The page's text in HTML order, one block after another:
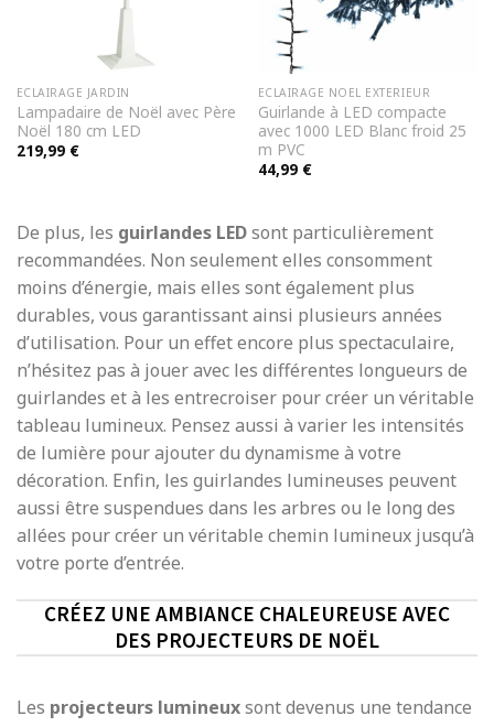
ECLAIRAGE JARDIN
Lampadaire de Noël avec Père
Noël 180 cm LED
219,99 €
ECLAIRAGE NOEL EXTERIEUR
Guirlande à LED compacte
avec 1000 LED Blanc froid 25
m PVC
44,99 €
De plus, les guirlandes LEDsont particulièrement
recommandées. Non seulement elles consomment
moins d’énergie, mais elles sont également plus
durables, vous garantissant ainsi plusieurs années
d’utilisation. Pour un effet encore plus spectaculaire,
n’hésitez pas à jouer avec les différentes longueurs de
guirlandes et à les entrecroiser pour créer un véritable
tableau lumineux. Pensez aussi à varier les intensités
de lumière pour ajouter du dynamisme à votre
décoration. Enfin, les guirlandes lumineuses peuvent
aussi être suspendues dans les arbres ou le long des
allées pour créer un véritable chemin lumineux jusqu’à
votre porte d’entrée.
CRÉEZ UNE AMBIANCE CHALEUREUSE AVEC
DES PROJECTEURS DE NOËL
Les projecteurs lumineuxsont devenus une tendance